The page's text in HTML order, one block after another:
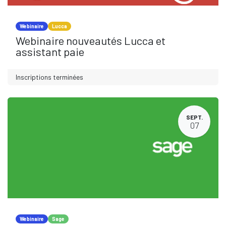
Webinaire Lucca
Webinaire nouveautés Lucca et
assistant paie
Inscriptions terminées
SEPT.
07
Webinaire Sage